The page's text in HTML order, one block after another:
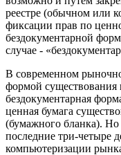
реестре (обычном или
фиксации прав по
бездокументарной
случае -
В современном
формой существования
бездокументарная
ценная бумага
(бумажного бланка). Но
последние три-четыре
компьютеризации